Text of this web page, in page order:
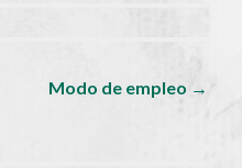
Modo de empleo →